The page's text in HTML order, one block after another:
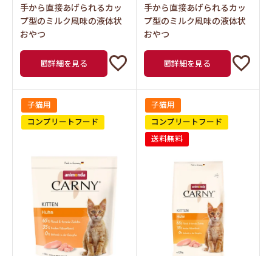
手から直接あげられるカッ
プ型のミルク風味の液体状
おやつ
詳細を見る
手から直接あげられるカッ
プ型のミルク風味の液体状
おやつ
詳細を見る
子猫用
コンプリートフード
子猫用
コンプリートフード
送料無料